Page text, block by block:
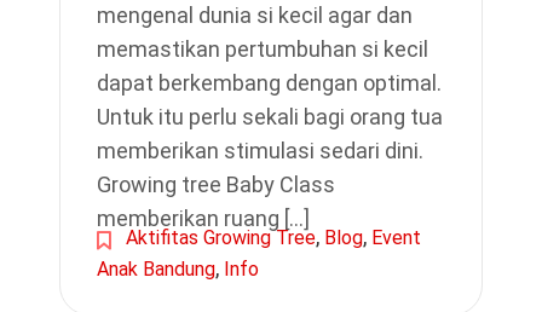
mengenal dunia si kecil agar dan
memastikan pertumbuhan si kecil
dapat berkembang dengan optimal.
Untuk itu perlu sekali bagi orang tua
memberikan stimulasi sedari dini.
Growing tree Baby Class
memberikan ruang […]
Aktifitas Growing Tree, Blog, Event
Anak Bandung, Info